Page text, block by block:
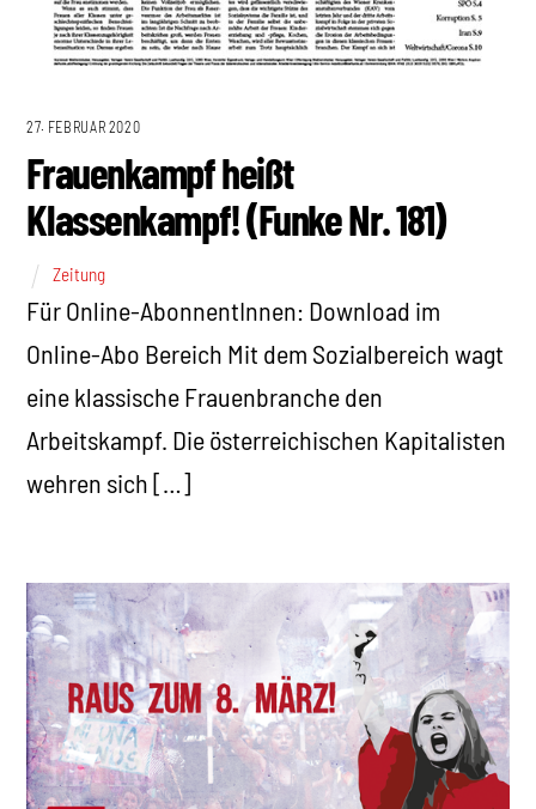
27. FEBRUAR 2020
Frauenkampf heißt
Klassenkampf! (Funke Nr. 181)
Zeitung
Für Online-AbonnentInnen: Download im
Online-Abo Bereich Mit dem Sozialbereich wagt
eine klassische Frauenbranche den
Arbeitskampf. Die österreichischen Kapitalisten
wehren sich […]